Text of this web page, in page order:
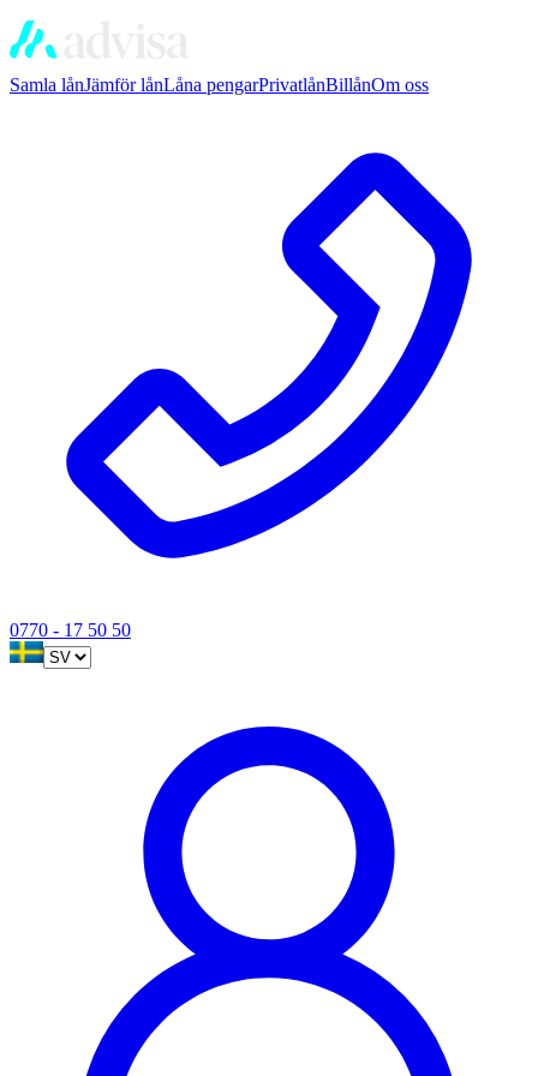
Samla lånJämför lånLåna pengarPrivatlånBillånOm oss
0770 - 17 50 50